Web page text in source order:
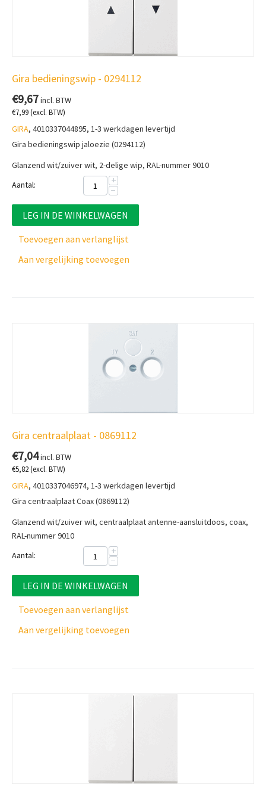
Gira bedieningswip - 0294112
€9,67incl. BTW
€7,99(excl. BTW)
GIRA, 4010337044895, 1-3 werkdagen levertijd
Gira bedieningswip jaloezie (0294112)
Glanzend wit/zuiver wit, 2-delige wip, RAL-nummer 9010
Aantal:
+
−
LEG IN DE WINKELWAGEN
Toevoegen aan verlanglijst
Aan vergelijking toevoegen
Gira centraalplaat - 0869112
€7,04incl. BTW
€5,82(excl. BTW)
GIRA, 4010337046974, 1-3 werkdagen levertijd
Gira centraalplaat Coax (0869112)
Glanzend wit/zuiver wit, centraalplaat antenne-aansluitdoos, coax,
RAL-nummer 9010
Aantal:
+
−
LEG IN DE WINKELWAGEN
Toevoegen aan verlanglijst
Aan vergelijking toevoegen